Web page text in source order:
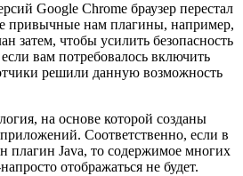
Google Chrome браузер перестал
привычные нам плагины, например,
затем, чтобы усилить безопасность
вам потребовалось включить
решили данную возможность
на основе которой созданы
Соответственно, если в
плагин Java, то содержимое многих
отображаться не будет.